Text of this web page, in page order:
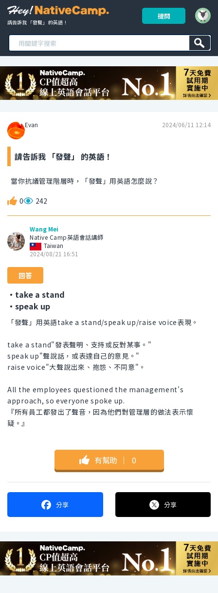
請告訴我 「發聲」 的英語！
提問
Evan 2024/06/11 12:14
請告訴我 「發聲」 的英語！
當你抗議管理階層時，「發聲」用英語怎麼說？
0 242
Wang Mei
Native Camp英語會話講師
Taiwan
2024/08/21 16:51
回答
・take a stand
・speak up
「發聲」用英語take a stand/speak up/raise voice表現。
take a stand"發表聲明、支持或反對某事。"
speak up"聲說話，或表達自己的意見。"
raise voice"大聲說出來、抱怨、不同意"。
All the employees questioned the management's
approach, so everyone spoke up.
『所有員工都發出了聲音，因為他們對管理層的做法表示懷
疑。』
有幫助 ｜ 0
分享 分享